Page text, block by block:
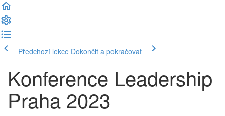
Předchozí lekce Dokončit a pokračovat
Konference Leadership
Praha 2023